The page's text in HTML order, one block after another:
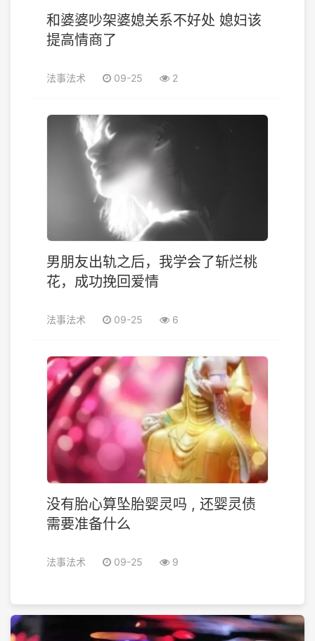
和婆婆吵架婆媳关系不好处 媳妇该
提高情商了
法事法术 09-25 2
男朋友出轨之后，我学会了斩烂桃
花，成功挽回爱情
法事法术 09-25 6
没有胎心算坠胎婴灵吗 , 还婴灵债
需要准备什么
法事法术 09-25 9